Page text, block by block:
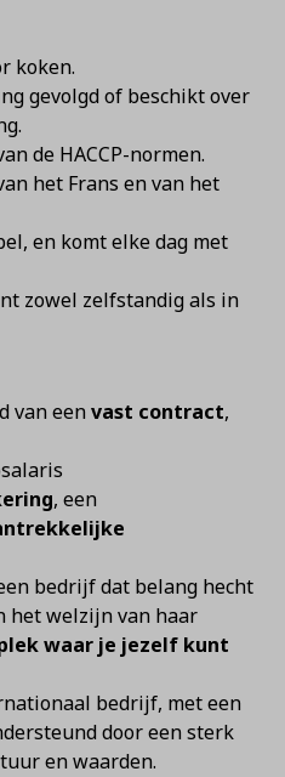
koken.
gevolgd of beschikt over
de HACCP-normen.
het Frans en van het
en komt elke dag met
zowel zelfstandig als in
van eenvast contract,
, een
bedrijf dat belang hecht
het welzijn van haar
waar je jezelf kunt
bedrijf, met een
door een sterk
en waarden.